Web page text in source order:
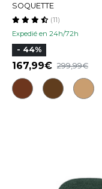
SOQUETTE
Expedié en 24h/72h
(11)
- 44%
167,99 299,99